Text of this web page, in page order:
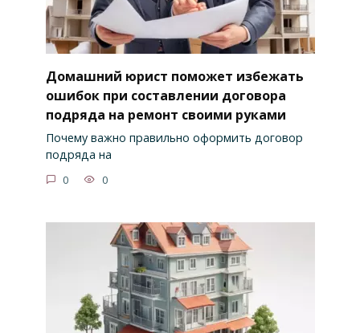
Домашний юрист поможет избежать
ошибок при составлении договора
подряда на ремонт своими руками
Почему важно правильно оформить договор
подряда на
0 0